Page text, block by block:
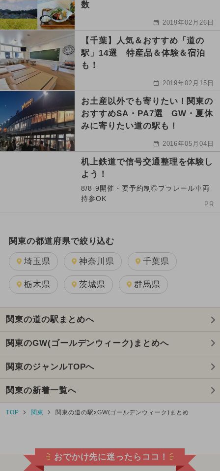
数
2019年02月26日
【千葉】人気＆おすすめ「道の
駅」14選 特産品＆体験＆宿泊
も！
2019年02月15日
お土産以外でも寄りたい！関東の
おすすめSA・PA7選 GW・夏休
みに寄りたい道の駅も！
2016年05月04日
机上鉄道で信号交通整理を体験し
よう！
8/8-9開催・要予約制◎プラレール車両
持参OK
PR
関東の都道府県で絞り込む
埼玉県 神奈川県 千葉県
栃木県 茨城県 群馬県
関東の道の駅まとめへ
関東のGW(ゴールデンウィーク)まとめへ
関東のジャンルTOPへ
関東の新着一覧へ
TOP 関東 関東の道の駅xGW(ゴールデンウィーク)まとめ
おでかけ先に迷ったらココ！